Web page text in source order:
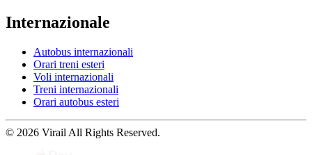
Internazionale
Autobus internazionali
Orari treni esteri
Voli internazionali
Treni internazionali
Orari autobus esteri
© 2026 Virail All Rights Reserved.